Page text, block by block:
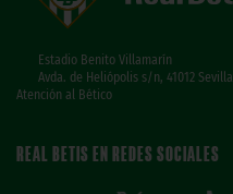
Estadio Benito Villamarín
Avda. de Heliópolis s/n, 41012 Sevilla
Atención al Bético
REAL BETIS EN REDES SOCIALES